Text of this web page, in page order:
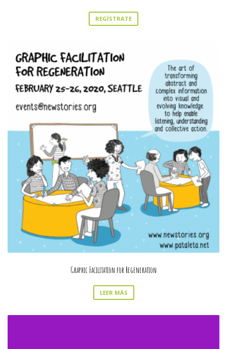
REGÍSTRATE
Graphic Facilitation for Regeneration
LEER MÁS